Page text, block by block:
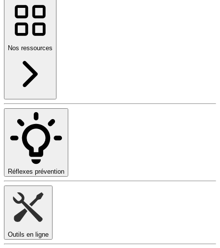
Nos ressources
Réflexes prévention
Outils en ligne